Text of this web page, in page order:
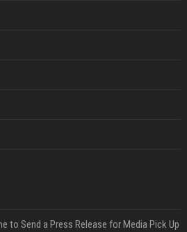
to Send a Press Release for Media Pick Up